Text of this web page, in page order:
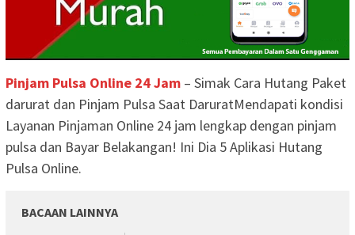
Pinjam Pulsa Online 24 Jam – Simak Cara Hutang Paket
darurat dan Pinjam Pulsa Saat DaruratMendapati kondisi
Layanan Pinjaman Online 24 jam lengkap dengan pinjam
pulsa dan Bayar Belakangan! Ini Dia 5 Aplikasi Hutang
Pulsa Online.
BACAAN LAINNYA